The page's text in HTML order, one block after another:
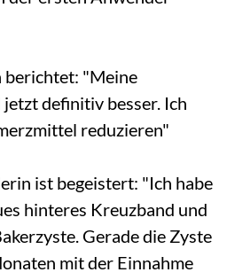
berichtet: "Meine
definitiv besser. Ich
reduzieren"
ist begeistert: "Ich habe
hinteres Kreuzband und
Gerade die Zyste
mit der Einnahme